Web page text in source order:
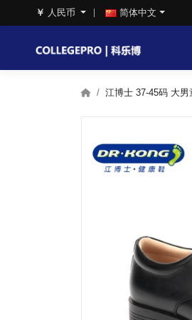
￥ 人民币 简体中文
江博士 37-45码 大